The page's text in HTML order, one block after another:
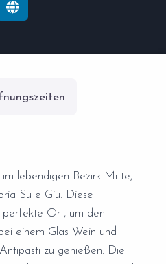
im lebendigen Bezirk Mitte,
Su e Giu. Diese
perfekte Ort, um den
einem Glas Wein und
zu genießen. Die